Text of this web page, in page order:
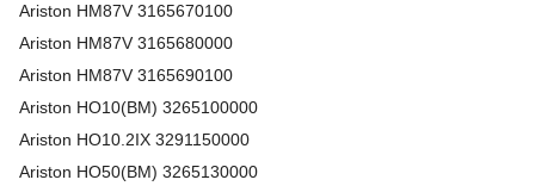
Ariston HM87V 3165670100
Ariston HM87V 3165680000
Ariston HM87V 3165690100
Ariston HO10(BM) 3265100000
Ariston HO10.2IX 3291150000
Ariston HO50(BM) 3265130000